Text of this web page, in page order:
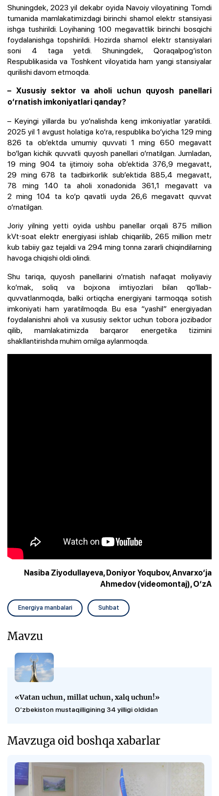
Shuningdek, 2023 yil dekabr oyida Navoiy viloyatining Tomdi
tumanida mamlakatimizdagi birinchi shamol elektr stansiyasi
ishga tushirildi. Loyihaning 100 megavattlik birinchi bosqichi
foydalanishga topshirildi. Hozirda shamol elektr stansiyalari
soni 4 taga yetdi. Shuningdek, Qoraqalpog‘iston
Respublikasida va Toshkent viloyatida ham yangi stansiyalar
qurilishi davom etmoqda.
– Xususiy sektor va aholi uchun quyosh panellari
o‘rnatish imkoniyatlari qanday?
– Keyingi yillarda bu yo‘nalishda keng imkoniyatlar yaratildi.
2025 yil 1 avgust holatiga ko‘ra, respublika bo‘yicha 129 ming
826 ta ob’ektda umumiy quvvati 1 ming 650 megavatt
bo‘lgan kichik quvvatli quyosh panellari o‘rnatilgan. Jumladan,
19 ming 904 ta ijtimoiy soha ob’ektida 376,9 megavatt,
29 ming 678 ta tadbirkorlik sub’ektida 885,4 megavatt,
78 ming 140 ta aholi xonadonida 361,1 megavatt va
2 ming 104 ta ko‘p qavatli uyda 26,6 megavatt quvvat
o‘rnatilgan.
Joriy yilning yetti oyida ushbu panellar orqali 875 million
kVt⋅soat elektr energiyasi ishlab chiqarilib, 265 million metr
kub tabiiy gaz tejaldi va 294 ming tonna zararli chiqindilarning
havoga chiqishi oldi olindi.
Shu tariqa, quyosh panellarini o‘rnatish nafaqat moliyaviy
ko‘mak, soliq va bojxona imtiyozlari bilan qo‘llab-
quvvatlanmoqda, balki ortiqcha energiyani tarmoqqa sotish
imkoniyati ham yaratilmoqda. Bu esa “yashil” energiyadan
foydalanishni aholi va xususiy sektor uchun tobora jozibador
qilib, mamlakatimizda barqaror energetika tizimini
shakllantirishda muhim omilga aylanmoqda.
Nasiba Ziyodullayeva, Doniyor Yoqubov, Anvarxo‘ja
Ahmedov (videomontaj), O‘zA
Energiya manbalari Suhbat
Mavzu
«Vatan uchun, millat uchun, xalq uchun!»
O‘zbekiston mustaqilligining 34 yilligi oldidan
Mavzuga oid boshqa xabarlar